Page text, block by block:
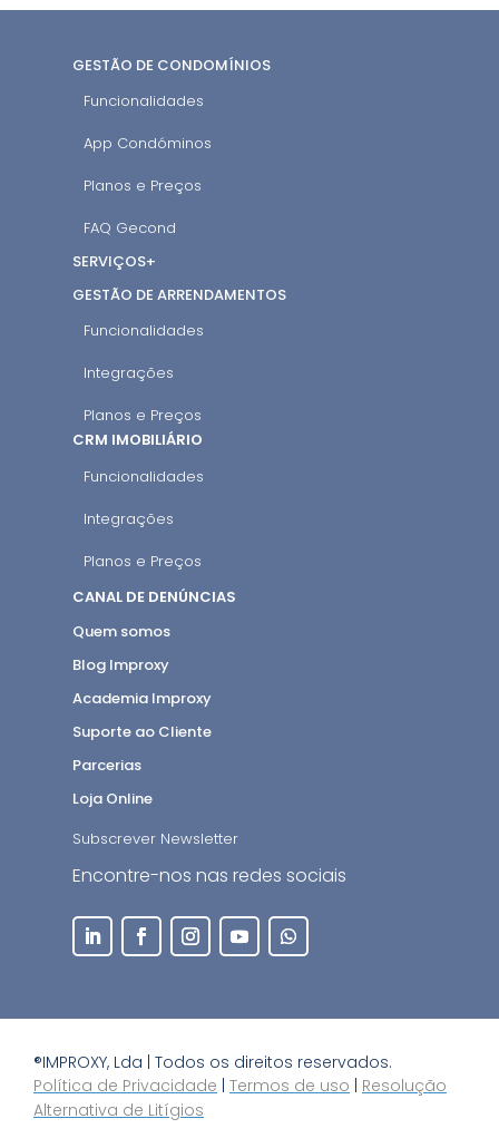
GESTÃO DE CONDOMÍNIOS
Funcionalidades
App Condóminos
Planos e Preços
FAQ Gecond
SERVIÇOS+
GESTÃO DE ARRENDAMENTOS
Funcionalidades
Integrações
Planos e Preços
CRM IMOBILIÁRIO
Funcionalidades
Integrações
Planos e Preços
CANAL DE DENÚNCIAS
Quem somos
Blog Improxy
Academia Improxy
Suporte ao Cliente
Parcerias
Loja Online
Subscrever Newsletter
Encontre-nos nas redes sociais
®IMPROXY, Lda | Todos os direitos reservados.
Política de Privacidade Termos de uso
Resolução
Alternativa de Litígios